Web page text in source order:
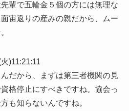
輩で五輪金５個の方には無理な
宙返りの産みの親だから、ムー
)11:21:11
だから、まずは第三者機関の見
格停止にすべきですね。協会っ
も知らないんですね。